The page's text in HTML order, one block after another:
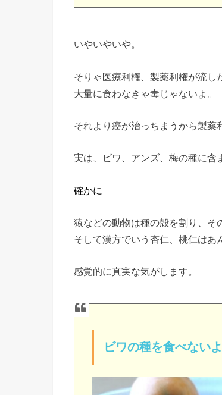
いやいやいや。
そりゃ医療利権、製薬利権が流し
大量に食わなきゃ毒じゃないよ。
それより癌が治っちまうから製薬
実は、ビワ、アンズ、梅の種に含
確かに
猿などの動物は種の殻を割り、そ
そして漢方でいう杏仁、桃仁はあ
感覚的に真実な気がします。
ビワの種を食べない